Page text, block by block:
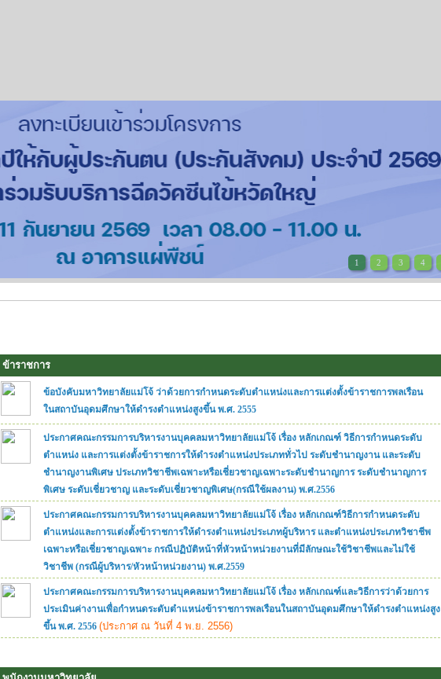
1 2 3 4
ข้าราชการ
ข้อบังคับมหาวิทยาลัยแม่โจ้ ว่าด้วยการกำหนดระดับตำแหน่งและการแต่งตั้งข้าราชการพลเรือน
ในสถาบันอุดมศึกษาให้ดำรงตำแหน่งสูงขึ้น พ.ศ. 2555
ประกาศคณะกรรมการบริหารงานบุคคลมหาวิทยาลัยแม่โจ้ เรื่อง หลักเกณฑ์ วิธีการกำหนดระดับ
ตำแหน่ง และการแต่งตั้งข้าราชการให้ดำรงตำแหน่งประเภททั่วไป ระดับชำนาญงาน และระดับ
ชำนาญงานพิเศษ ประเภทวิชาชีพเฉพาะหรือเชี่ยวชาญเฉพาะระดับชำนาญการ ระดับชำนาญการ
พิเศษ ระดับเชี่ยวชาญ และระดับเชี่ยวชาญพิเศษ(กรณีใช้ผลงาน) พ.ศ.2556
ประกาศคณะกรรมการบริหารงานบุคคลมหาวิทยาลัยแม่โจ้ เรื่อง หลักเกณฑ์วิธีการกำหนดระดับ
ตำแหน่งและการแต่งตั้งข้าราชการให้ดำรงตำแหน่งประเภทผู้บริหาร และตำแหน่งประเภทวิชาชีพ
เฉพาะหรือเชี่ยวชาญเฉพาะ กรณีปฏิบัติหน้าที่หัวหน้าหน่วยงานที่มีลักษณะใช้วิชาชีพและไม่ใช้
วิชาชีพ (กรณีผู้บริหาร/หัวหน้าหน่วยงาน) พ.ศ.2559
ประกาศคณะกรรมการบริหารงานบุคคลมหาวิทยาลัยแม่โจ้ เรื่อง หลักเกณฑ์และวิธีการว่าด้วยการ
ประเมินค่างานเพื่อกำหนดระดับตำแหน่งข้าราชการพลเรือนในสถาบันอุดมศึกษาให้ดำรงตำแหน่งสูง
ขึ้น พ.ศ. 2556 (ประกาศ ณ วันที่ 4 พ.ย. 2556)